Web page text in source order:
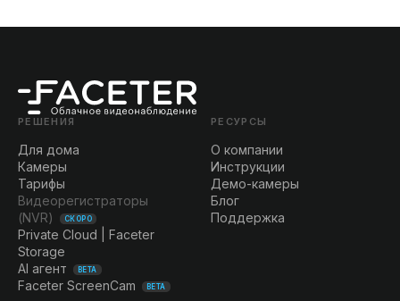
РЕШЕНИЯ
Для дома
Камеры
Тарифы
Видеорегистраторы
(NVR)
СКОРО
Private Cloud | Faceter
Storage
AI агент
BETA
Faceter ScreenCam BETA
РЕСУРСЫ
О компании
Инструкции
Демо-камеры
Блог
Поддержка